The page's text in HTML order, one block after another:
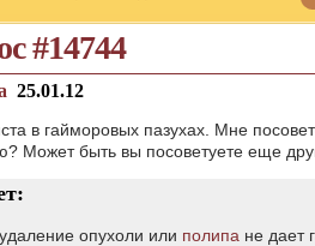
#14744
25.01.12
в гайморовых пазухах. Мне
Может быть вы посоветуете еще
опухоли или полипа не дает